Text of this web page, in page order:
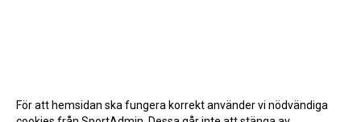
För att hemsidan ska fungera korrekt använder vi nödvändiga